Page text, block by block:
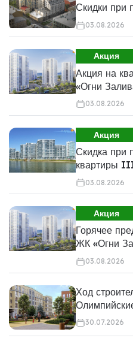
Скидки при
03.08.2026
Акция
Акция на
«Огни
03.08.2026
Акция
Скидка при
квартиры
03.08.2026
Акция
Горячее
ЖК «Огни
03.08.2026
Ход
30.07.2026